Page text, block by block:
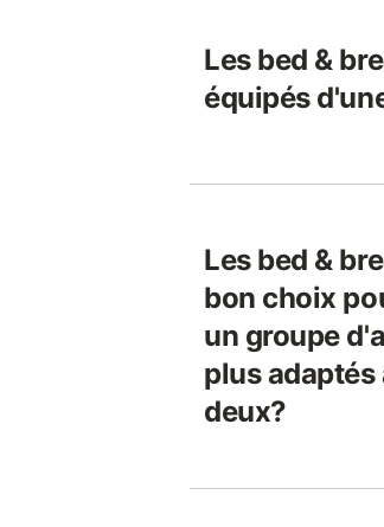
Les bed &
équipés
Les bed &
bon choix
un groupe
plus adaptés
deux?